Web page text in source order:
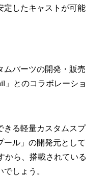
定したキャストが可能
ムパーツの開発・販売
」とのコラボレーショ
きる軽量カスタムスプ
ール」の開発元として
から、搭載されている
しょう。